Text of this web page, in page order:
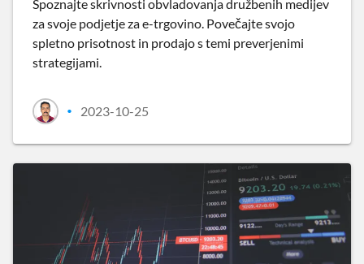
Spoznajte skrivnosti obvladovanja družbenih medijev
za svoje podjetje za e-trgovino. Povečajte svojo
spletno prisotnost in prodajo s temi preverjenimi
strategijami.
• 2023-10-25